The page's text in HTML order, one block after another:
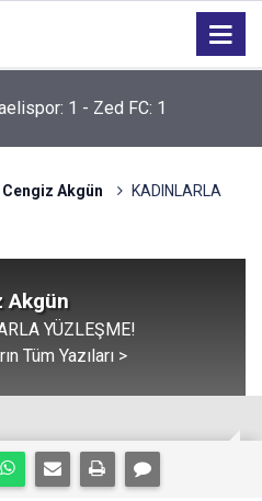
geçtiler
Cengiz Akgün
KADINLARLA
Akgün
YÜZLEŞME!
Tüm Yazıları >